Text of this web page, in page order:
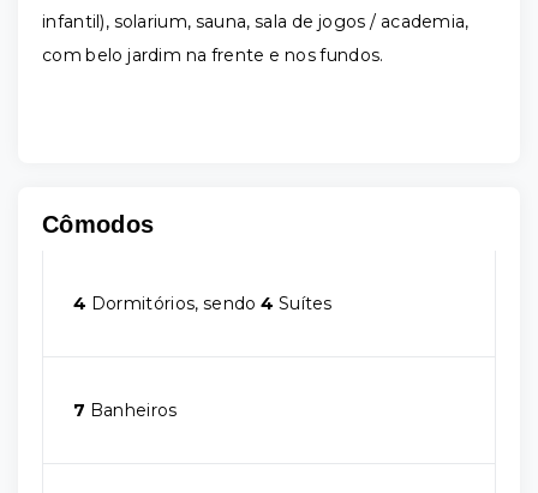
infantil), solarium, sauna, sala de jogos / academia,
com belo jardim na frente e nos fundos.
Cômodos
4 Dormitórios, sendo4 Suítes
7 Banheiros